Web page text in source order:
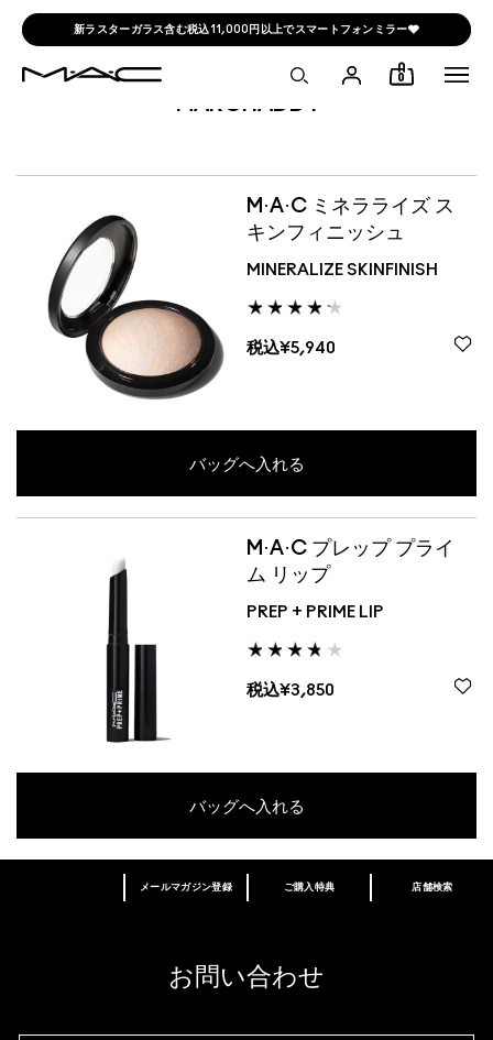
新ラスターガラス含む税込11,000円以上でスマートフォンミラー🩶
0
MARCHADD1
M·A·C ミネラライズ ス
キンフィニッシュ
MINERALIZE SKINFINISH
税込¥5,940
バッグへ入れる
M·A·C プレップ プライ
ム リップ
PREP + PRIME LIP
税込¥3,850
バッグへ入れる
あなたはM･A･Cラバー ロイヤリティ プログ
登録後の初回購入時に10%OFF
メールマガジン登録 ご購入特典 店舗検索
お問い合わせ